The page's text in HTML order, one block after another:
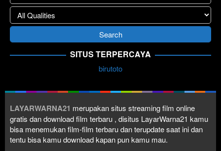
SITUS TERPERCAYA
birutoto
LAYARWARNA21 merupakan situs streaming film online
gratis dan download film terbaru , disitus LayarWarna21 kamu
bisa menemukan film-film terbaru dan terupdate saat ini dan
tentu bisa kamu download kapan pun kamu mau.